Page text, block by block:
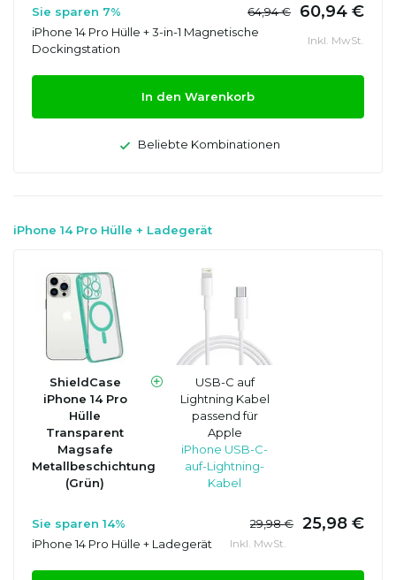
Sie sparen 7% 64,94 € 60,94 €
iPhone 14 Pro Hülle + 3-in-1 Magnetische
Dockingstation
Inkl. MwSt.
In den Warenkorb
Beliebte Kombinationen
iPhone 14 Pro Hülle + Ladegerät
ShieldCase
iPhone 14 Pro
Hülle
Transparent
Magsafe
Metallbeschichtung
(Grün)
USB-C auf
Lightning Kabel
passend für
Apple
iPhone USB-C-
auf-Lightning-
Kabel
Sie sparen 14% 29,98 € 25,98 €
iPhone 14 Pro Hülle + Ladegerät Inkl. MwSt.